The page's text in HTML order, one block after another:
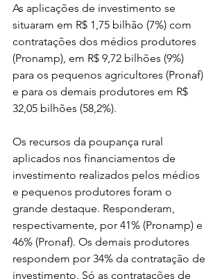
As aplicações de investimento se
situaram em R$ 1,75 bilhão (7%) com
contratações dos médios produtores
(Pronamp), em R$ 9,72 bilhões (9%)
para os pequenos agricultores (Pronaf)
e para os demais produtores em R$
32,05 bilhões (58,2%).
Os recursos da poupança rural
aplicados nos financiamentos de
investimento realizados pelos médios
e pequenos produtores foram o
grande destaque. Responderam,
respectivamente, por 41% (Pronamp) e
46% (Pronaf). Os demais produtores
respondem por 34% da contratação de
investimento. Só as contratações de